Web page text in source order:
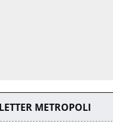
METROPOLI